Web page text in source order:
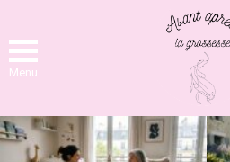
Menu
LATEST
STORIES